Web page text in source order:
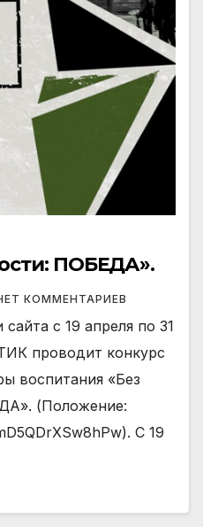
ПОБЕДА».
КОММЕНТАРИЕВ
с 19 апреля по 31
проводит конкурс
воспитания «Без
(Положение:
С 19